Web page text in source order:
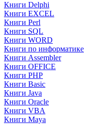
Книги Delphi
Книги EXCEL
Книги Perl
Книги SQL
Книги WORD
Книги по информатике
Книги Assembler
Книги OFFICE
Книги PHP
Книги Basic
Книги Java
Книги Oracle
Книги VBA
Книги Maya